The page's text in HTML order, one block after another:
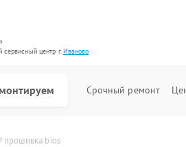
cервисный центр г.Иваново
Срочный ремонт
прошивка bios